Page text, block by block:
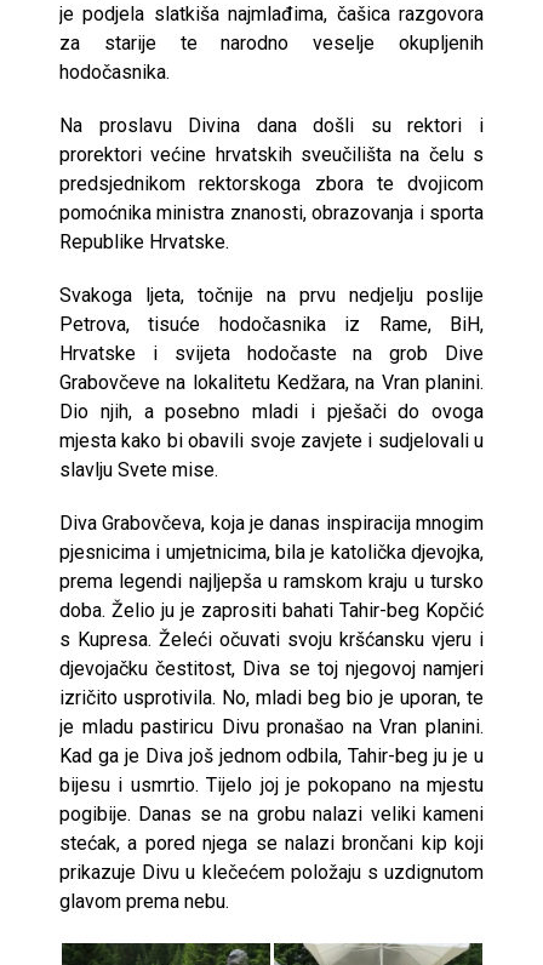
je podjela slatkiša najmlađima, čašica razgovora
za starije te narodno veselje okupljenih
hodočasnika.
Na proslavu Divina dana došli su rektori i
prorektori većine hrvatskih sveučilišta na čelu s
predsjednikom rektorskoga zbora te dvojicom
pomoćnika ministra znanosti, obrazovanja i sporta
Republike Hrvatske.
Svakoga ljeta, točnije na prvu nedjelju poslije
Petrova, tisuće hodočasnika iz Rame, BiH,
Hrvatske i svijeta hodočaste na grob Dive
Grabovčeve na lokalitetu Kedžara, na Vran planini.
Dio njih, a posebno mladi i pješači do ovoga
mjesta kako bi obavili svoje zavjete i sudjelovali u
slavlju Svete mise.
Diva Grabovčeva, koja je danas inspiracija mnogim
pjesnicima i umjetnicima, bila je katolička djevojka,
prema legendi najljepša u ramskom kraju u tursko
doba. Želio ju je zaprositi bahati Tahir-beg Kopčić
s Kupresa. Želeći očuvati svoju kršćansku vjeru i
djevojačku čestitost, Diva se toj njegovoj namjeri
izričito usprotivila. No, mladi beg bio je uporan, te
je mladu pastiricu Divu pronašao na Vran planini.
Kad ga je Diva još jednom odbila, Tahir-beg ju je u
bijesu i usmrtio. Tijelo joj je pokopano na mjestu
pogibije. Danas se na grobu nalazi veliki kameni
stećak, a pored njega se nalazi brončani kip koji
prikazuje Divu u klečećem položaju s uzdignutom
glavom prema nebu.